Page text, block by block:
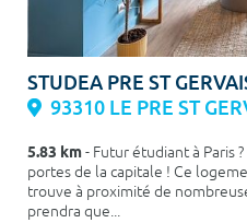
STUDEA PRE ST
93310 LE PRE ST
5.83 km- Futur étudiant à Paris
portes de la capitale ! Ce
trouve à proximité de
prendra que...